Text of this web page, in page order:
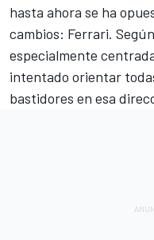
hasta ahora se ha
cambios: Ferrari.
especialmente
intentado orientar
bastidores en esa